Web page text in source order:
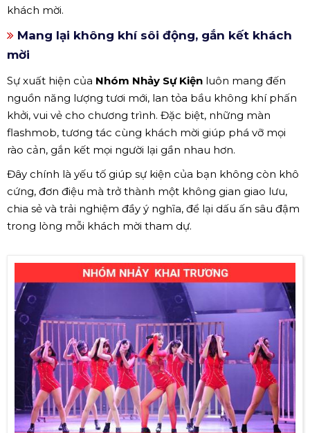
khách mời.
Mang lại không khí sôi động, gắn kết khách
mời
Sự xuất hiện của Nhóm Nhảy Sự Kiện luôn mang đến
nguồn năng lượng tươi mới, lan tỏa bầu không khí phấn
khởi, vui vẻ cho chương trình. Đặc biệt, những màn
flashmob, tương tác cùng khách mời giúp phá vỡ mọi
rào cản, gắn kết mọi người lại gần nhau hơn.
Đây chính là yếu tố giúp sự kiện của bạn không còn khô
cứng, đơn điệu mà trở thành một không gian giao lưu,
chia sẻ và trải nghiệm đầy ý nghĩa, để lại dấu ấn sâu đậm
trong lòng mỗi khách mời tham dự.